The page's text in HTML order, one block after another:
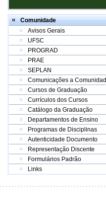
Comunidade
Avisos Gerais
UFSC
PROGRAD
PRAE
SEPLAN
Comunicações a
Cursos de Graduação
Currículos dos Cursos
Catálogo da Graduação
Departamentos de Ensino
Programas de Disciplinas
Autenticidade Documento
Representação Discente
Formulários Padrão
Links